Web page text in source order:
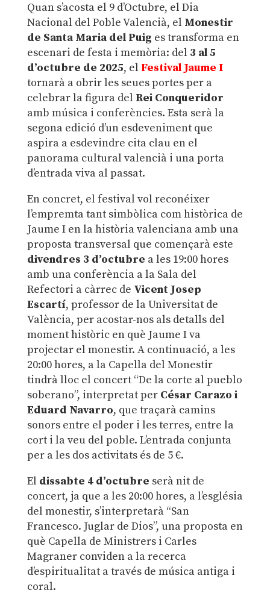
Quan s’acosta el 9 d’Octubre, el Dia
Nacional del Poble Valencià, el Monestir
de Santa Maria del Puig es transforma en
escenari de festa i memòria: del 3 al 5
d’octubre de 2025, el Festival Jaume I
tornarà a obrir les seues portes per a
celebrar la figura del Rei Conqueridor
amb música i conferències. Esta serà la
segona edició d’un esdeveniment que
aspira a esdevindre cita clau en el
panorama cultural valencià i una porta
d’entrada viva al passat.
En concret, el festival vol reconéixer
l’empremta tant simbòlica com històrica de
Jaume I en la història valenciana amb una
proposta transversal que començarà este
divendres 3 d’octubre a les 19:00 hores
amb una conferència a la Sala del
Refectori a càrrec de Vicent Josep
Escartí, professor de la Universitat de
València, per acostar-nos als detalls del
moment històric en què Jaume I va
projectar el monestir. A continuació, a les
20:00 hores, a la Capella del Monestir
tindrà lloc el concert “De la corte al pueblo
soberano”, interpretat per César Carazo i
Eduard Navarro, que traçarà camins
sonors entre el poder i les terres, entre la
cort i la veu del poble. L’entrada conjunta
per a les dos activitats és de 5 €.
El dissabte 4 d’octubre serà nit de
concert, ja que a les 20:00 hores, a l’església
del monestir, s’interpretarà “San
Francesco. Juglar de Dios”, una proposta en
què Capella de Ministrers i Carles
Magraner conviden a la recerca
d’espiritualitat a través de música antiga i
coral.